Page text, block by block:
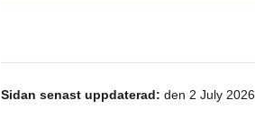
Sidan senast uppdaterad: den 2 July 2026